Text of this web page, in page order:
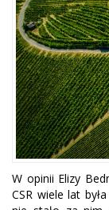
W opinii Elizy
CSR wiele lat